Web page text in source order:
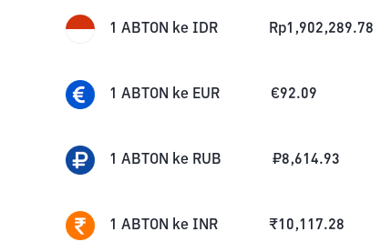
1 ABTON ke IDR Rp1,902,289.78
1 ABTON ke EUR €92.09
1 ABTON ke RUB ₽8,614.93
1 ABTON ke INR ₹10,117.28